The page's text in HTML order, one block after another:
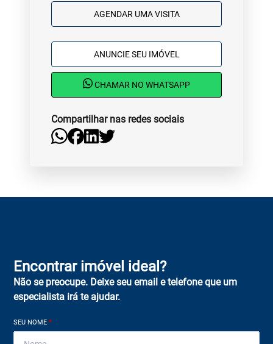
AGENDAR UMA VISITA
ANUNCIE SEU IMÓVEL
CHAMAR NO WHATSAPP
Compartilhar nas redes sociais
Encontrar imóvel ideal?
Não se preocupe. Deixe seu email e telefone que um
especialista irá te ajudar.
SEU NOME*